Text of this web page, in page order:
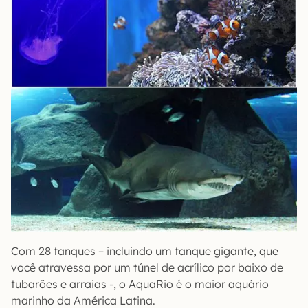
Com 28 tanques – incluindo um tanque gigante, que
você atravessa por um túnel de acrílico por baixo de
tubarões e arraias -, o AquaRio é o maior aquário
marinho da América Latina.